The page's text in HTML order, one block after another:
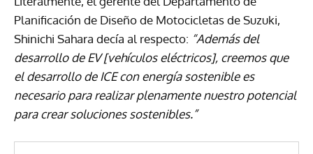
Planificación de Diseño de Motocicletas de Suzuki,
Shinichi Sahara decía al respecto: “Además del
desarrollo de EV [vehículos eléctricos], creemos que
el desarrollo de ICE con energía sostenible es
necesario para realizar plenamente nuestro potencial
para crear soluciones sostenibles.”